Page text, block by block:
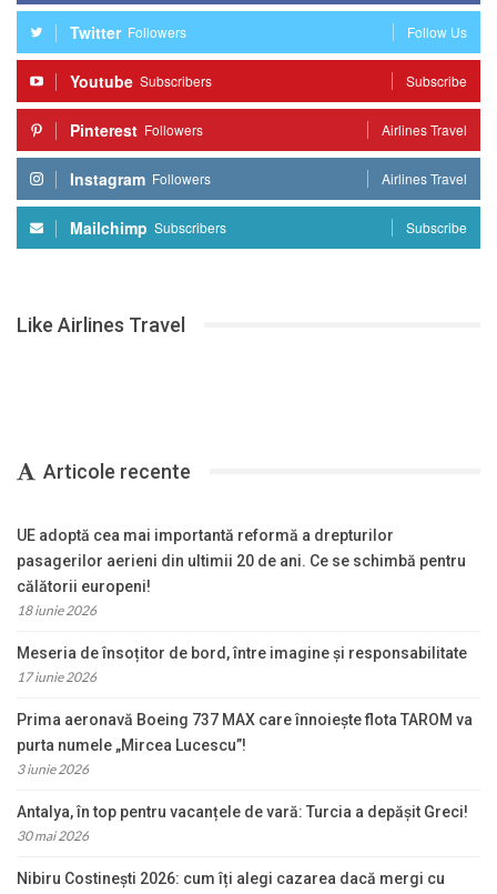
Twitter Followers Follow Us
Youtube Subscribers Subscribe
Pinterest Followers Airlines Travel
Instagram Followers Airlines Travel
Mailchimp Subscribers Subscribe
Like Airlines Travel
Articole recente
UE adoptă cea mai importantă reformă a drepturilor
pasagerilor aerieni din ultimii 20 de ani. Ce se schimbă pentru
călătorii europeni!
18 iunie 2026
Meseria de însoțitor de bord, între imagine și responsabilitate
17 iunie 2026
Prima aeronavă Boeing 737 MAX care înnoiește flota TAROM va
purta numele „Mircea Lucescu”!
3 iunie 2026
Antalya, în top pentru vacanțele de vară: Turcia a depășit Greci!
30 mai 2026
Nibiru Costinești 2026: cum îți alegi cazarea dacă mergi cu